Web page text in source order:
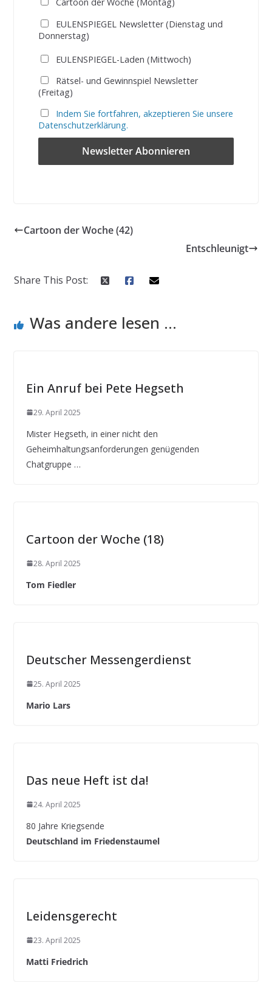
Cartoon der Woche (Montag)
EULENSPIEGEL Newsletter (Dienstag und
Donnerstag)
EULENSPIEGEL-Laden (Mittwoch)
Rätsel- und Gewinnspiel Newsletter
(Freitag)
Indem Sie fortfahren, akzeptieren Sie unsere
Datenschutzerklärung.
Cartoon der Woche (42)
Entschleunigt
Share This Post:
Was andere lesen ...
Ein Anruf bei Pete Hegseth
29. April 2025
Mister Hegseth, in einer nicht den
Geheimhaltungsanforderungen genügenden
Chatgruppe …
Cartoon der Woche (18)
28. April 2025
Tom Fiedler
Deutscher Messengerdienst
25. April 2025
Mario Lars
Das neue Heft ist da!
24. April 2025
80 Jahre Kriegsende
Deutschland im Friedenstaumel
Leidensgerecht
23. April 2025
Matti Friedrich